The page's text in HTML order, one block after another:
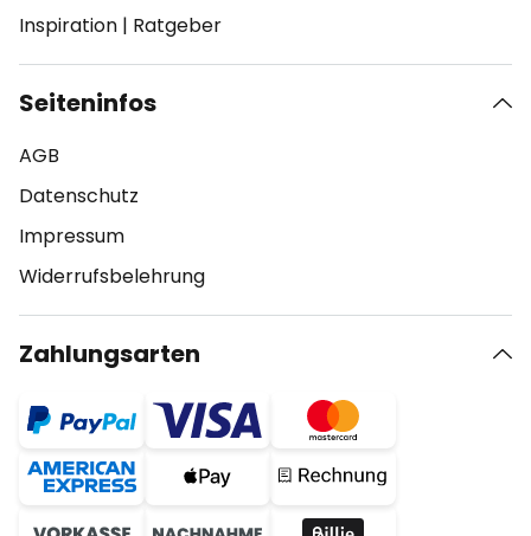
Inspiration | Ratgeber
Seiteninfos
AGB
Datenschutz
Impressum
Widerrufsbelehrung
Zahlungsarten